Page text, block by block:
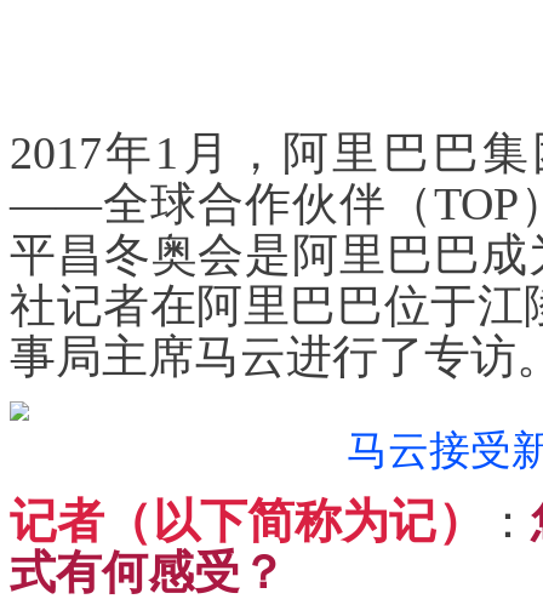
2017年1月，阿里巴巴
——全球合作伙伴（TOP
平昌冬奥会是阿里巴巴
社记者在阿里巴巴位于
事局主席马云进行了专访
马云接受
记者（以下简称为记） ：
式有何感受？